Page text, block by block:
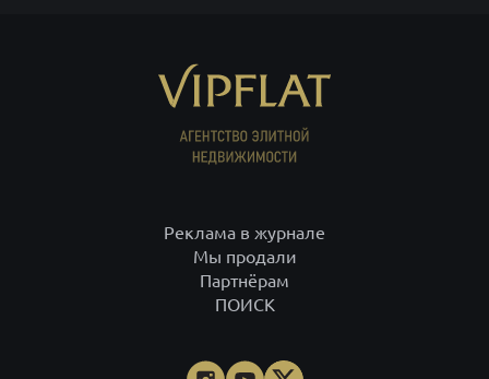
Реклама в журнале
Мы продали
Партнёрам
ПОИСК